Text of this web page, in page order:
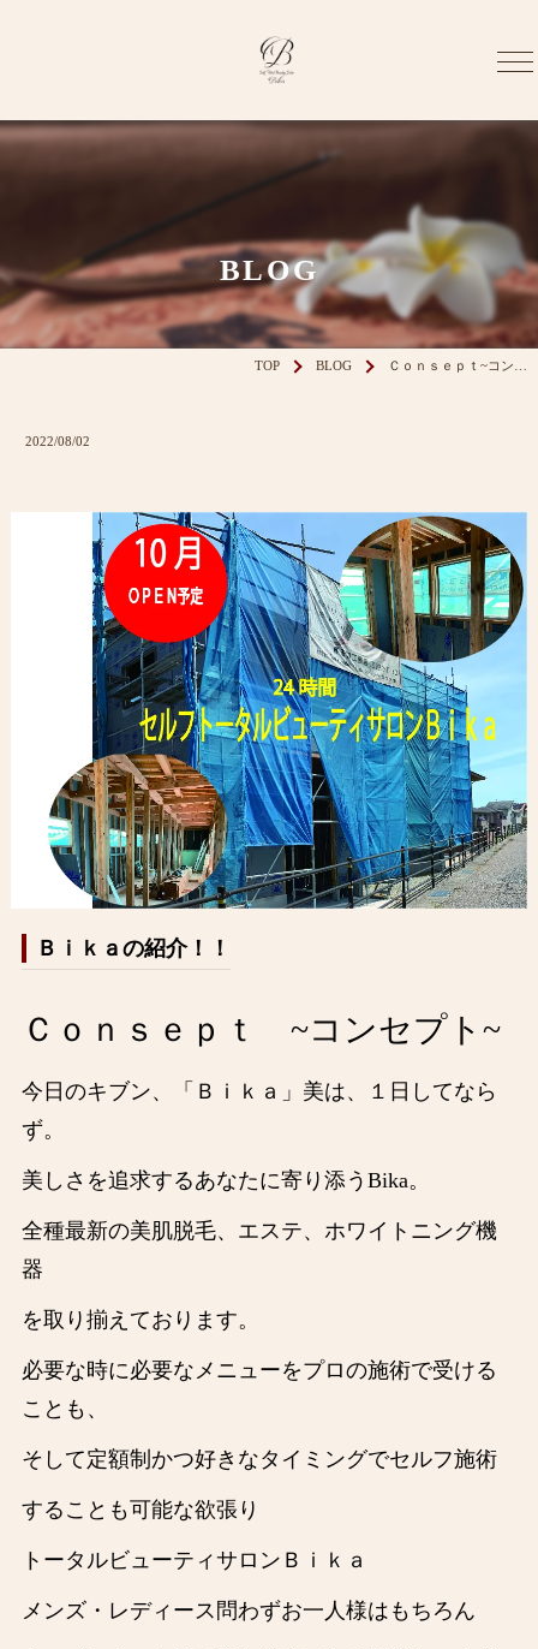
BLOG
TOP BLOG Ｃｏｎｓｅｐｔ~コン…
2022/08/02
Ｂｉｋａの紹介！！
Ｃｏｎｓｅｐｔ ~コンセプト~
今日のキブン、「Ｂｉｋａ」美は、１日してなら
ず。
美しさを追求するあなたに寄り添うBika。
全種最新の美肌脱毛、エステ、ホワイトニング機
器
を取り揃えております。
必要な時に必要なメニューをプロの施術で受ける
ことも、
そして定額制かつ好きなタイミングでセルフ施術
することも可能な欲張り
トータルビューティサロンＢｉｋａ
メンズ・レディース問わずお一人様はもちろん